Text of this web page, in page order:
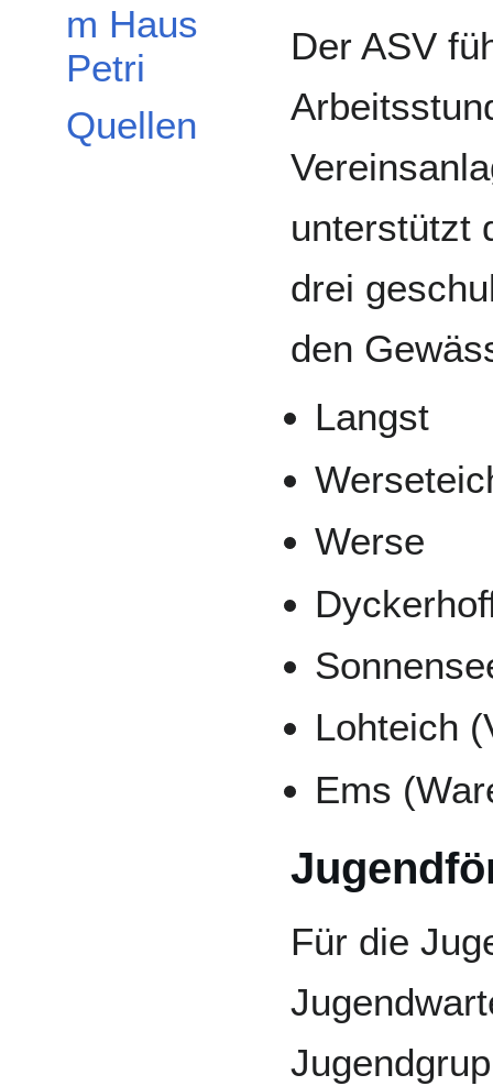
m Haus
Petri
Quellen
Der ASV
unterstützt
drei
den
Langst
Werse
Lohteich
Ems
Für die